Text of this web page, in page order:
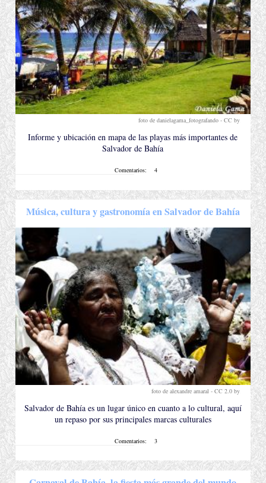
foto de danielagama_fotografando - CC by.
Informe y ubicación en mapa de las playas más importantes de
Salvador de Bahía
Comentarios: 4
Música, cultura y gastronomía en Salvador de Bahía
foto de alexandre amaral -CC 2.0 by.
Salvador de Bahía es un lugar único en cuanto a lo cultural, aquí
un repaso por sus principales marcas culturales
Comentarios: 3